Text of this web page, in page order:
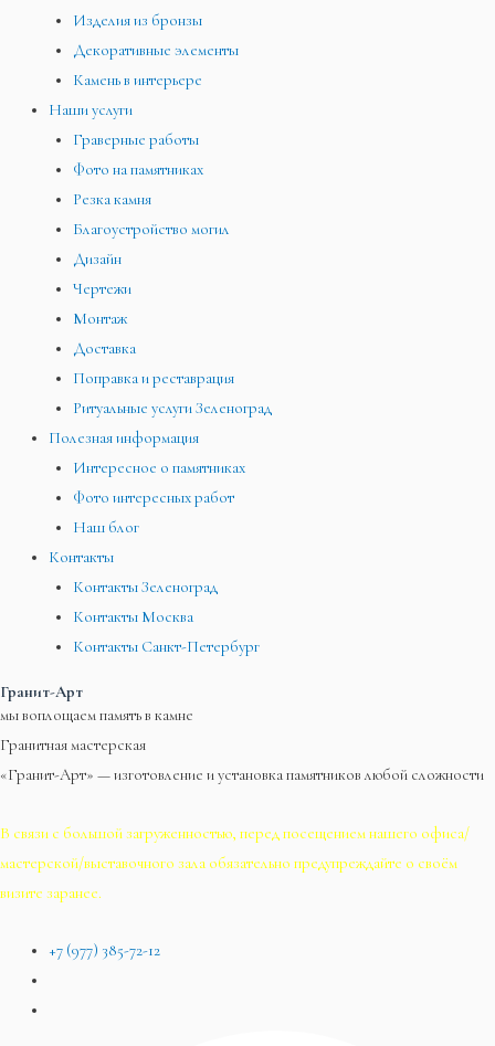
Изделия из бронзы
Декоративные элементы
Камень в интерьере
Наши услуги
Граверные работы
Фото на памятниках
Резка камня
Благоустройство могил
Дизайн
Чертежи
Монтаж
Доставка
Поправка и реставрация
Ритуальные услуги Зеленоград
Полезная информация
Интересное о памятниках
Фото интересных работ
Наш блог
Контакты
Контакты Зеленоград
Контакты Москва
Контакты Санкт-Петербург
Гранит-Арт
мы воплощаем память в камне
Гранитная мастерская
«Гранит-Арт» — изготовление и установка памятников любой сложности
В связи с большой загруженностью, перед посещением нашего офиса/
мастерской/выставочного зала обязательно предупреждайте о своём
визите заранее.
+7 (977) 385-72-12